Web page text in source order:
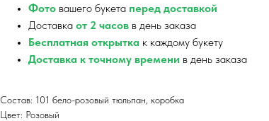
Фото вашего букета перед доставкой
Доставка от 2 часов в день заказа
Бесплатная открытка к каждому букету
Доставка к точному времени в день заказа
Состав: 101 бело-розовый тюльпан, коробка
Цвет: Розовый